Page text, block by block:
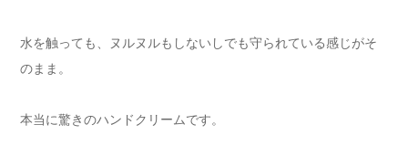
水を触っても、ヌルヌルもしないしでも守られている感じがそ
のまま。
本当に驚きのハンドクリームです。